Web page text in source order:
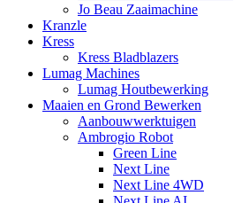
Jo Beau Zaaimachine
Kranzle
Kress
Kress Bladblazers
Lumag Machines
Lumag Houtbewerking
Maaien en Grond Bewerken
Aanbouwwerktuigen
Ambrogio Robot
Green Line
Next Line
Next Line 4WD